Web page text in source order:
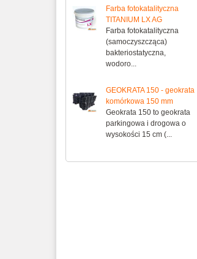
Farba fotokatalityczna
TITANIUM LX AG
Farba fotokatalityczna
(samoczyszcząca)
bakteriostatyczna,
wodoro...
GEOKRATA 150 - geokrata
komórkowa 150 mm
Geokrata 150 to geokrata
parkingowa i drogowa o
wysokości 15 cm (...